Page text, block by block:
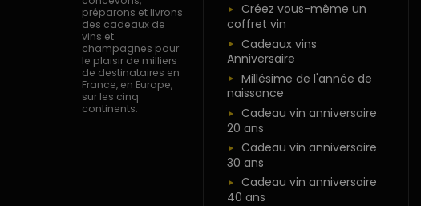
préparons et livrons
des cadeaux de
vins et
champagnes pour
le plaisir de milliers
de destinataires en
France, en Europe,
sur les cinq
continents.
Créez vous-même un
coffret vin
Cadeaux vins
Anniversaire
Millésime de l'année de
naissance
Cadeau vin anniversaire
20 ans
Cadeau vin anniversaire
30 ans
Cadeau vin anniversaire
40 ans